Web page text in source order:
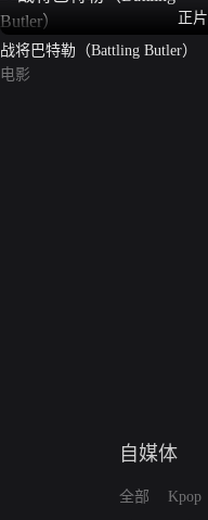
正片
战将巴特勒（Battling Butler）
电影
自媒体
全部
Kpop